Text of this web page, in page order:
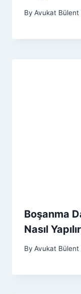
By Avukat Bülent
Boşanma
Nasıl
By Avukat Bülent